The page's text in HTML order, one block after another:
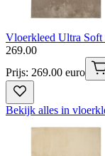
Vloerkleed Ultra Soft
269.00
Prijs: 269.00 euro
Bekijk alles in